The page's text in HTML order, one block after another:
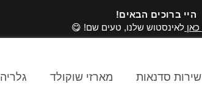
היי ברוכים הבאים!
לאינסטוש שלנו, טעים שם! 😋
שירות סדנאות מארזי שוקולד גלריה